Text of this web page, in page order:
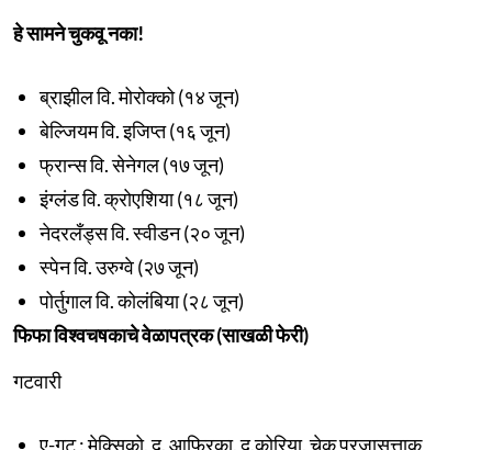
हे सामने चुकवू नका!
ब्राझील वि. मोरोक्को (१४ जून)
बेल्जियम वि. इजिप्त (१६ जून)
फ्रान्स वि. सेनेगल (१७ जून)
इंग्लंड वि. क्रोएशिया (१८ जून)
नेदरलँड्स वि. स्वीडन (२० जून)
स्पेन वि. उरुग्वे (२७ जून)
पोर्तुगाल वि. कोलंबिया (२८ जून)
फिफा विश्वचषकाचे वेळापत्रक (साखळी फेरी)
गटवारी
ए-गट : मेक्सिको, द. आफ्रिका, द.कोरिया, चेक प्रजासत्ताक